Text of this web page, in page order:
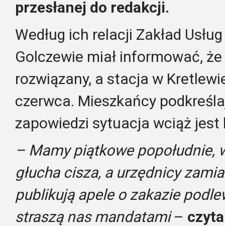
przesłanej do redakcji.
Według ich relacji Zakład
Golczewie miał informować,
rozwiązany, a stacja w
czerwca. Mieszkańcy
zapowiedzi sytuacja wciąż jest
– Mamy piątkowe popołudnie,
głucha cisza, a urzędnicy
publikują apele o zakazie
straszą nas mandatami–